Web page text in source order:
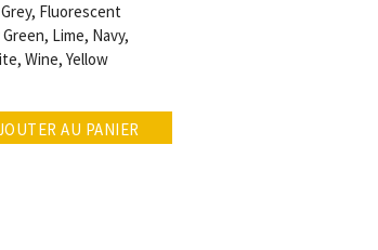
Fluorescent
Lime, Navy,
Wine, Yellow
AU PANIER